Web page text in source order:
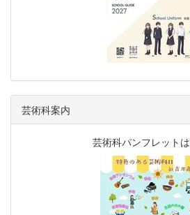
芸術科案内
芸術科パンフレットは